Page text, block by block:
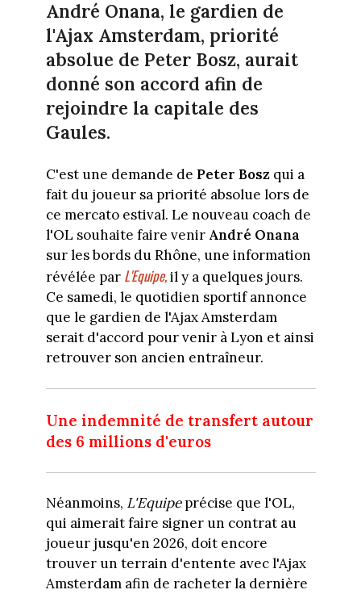
André Onana, le gardien de
l'Ajax Amsterdam, priorité
absolue de Peter Bosz, aurait
donné son accord afin de
rejoindre la capitale des
Gaules.
C'est une demande de Peter Boszqui a
fait du joueur sa priorité absolue lors de
ce mercato estival. Le nouveau coach de
l'OL souhaite faire venir André Onana
sur les bords du Rhône, une information
révélée par L'Equipe,il y a quelques jours.
Ce samedi, le quotidien sportif annonce
que le gardien de l'Ajax Amsterdam
serait d'accord pour venir à Lyon et ainsi
retrouver son ancien entraîneur.
Une indemnité de transfert autour
des 6 millions d'euros
Néanmoins, L'Equipeprécise que l'OL,
qui aimerait faire signer un contrat au
joueur jusqu'en 2026, doit encore
trouver un terrain d'entente avec l'Ajax
Amsterdam afin de racheter la dernière